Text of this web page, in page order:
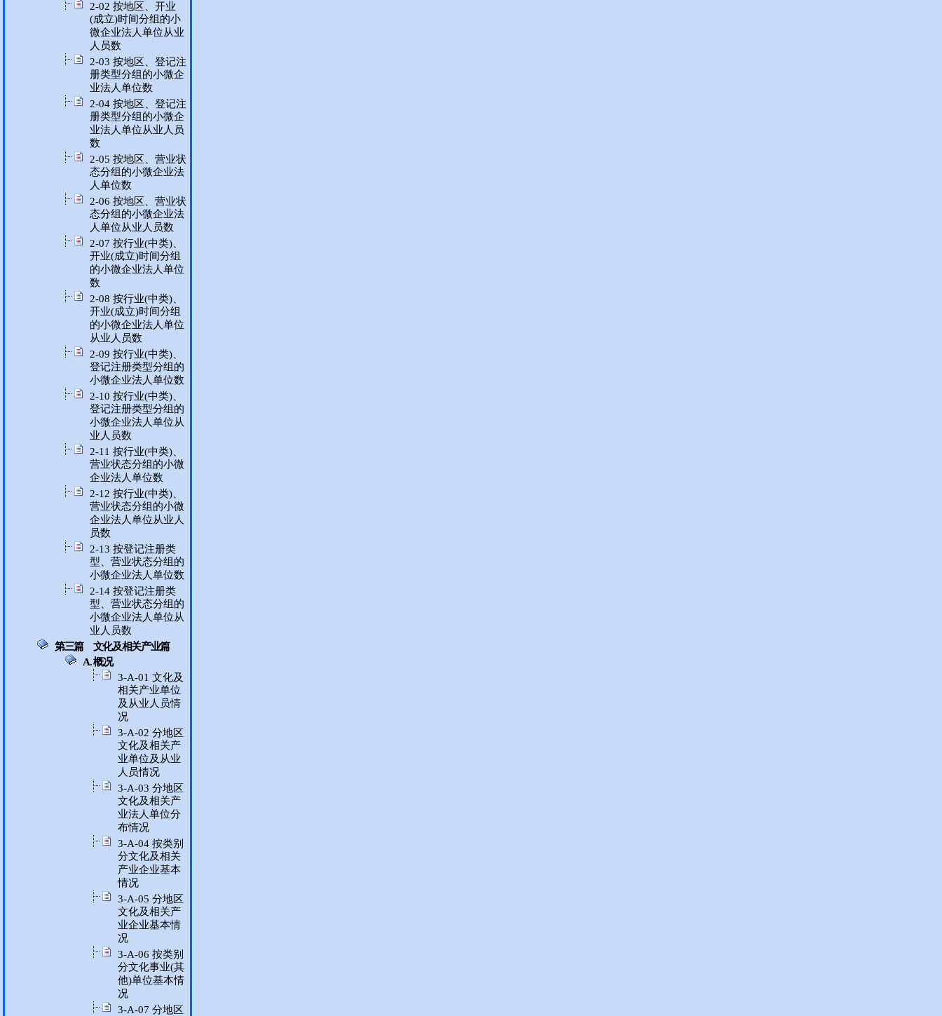
2-02 按地区、开业
(成立)时间分组的小
微企业法人单位从业
人员数
2-03 按地区、登记注
册类型分组的小微企
业法人单位数
2-04 按地区、登记注
册类型分组的小微企
业法人单位从业人员
数
2-05 按地区、营业状
态分组的小微企业法
人单位数
2-06 按地区、营业状
态分组的小微企业法
人单位从业人员数
2-07 按行业(中类)、
开业(成立)时间分组
的小微企业法人单位
数
2-08 按行业(中类)、
开业(成立)时间分组
的小微企业法人单位
从业人员数
2-09 按行业(中类)、
登记注册类型分组的
小微企业法人单位数
2-10 按行业(中类)、
登记注册类型分组的
小微企业法人单位从
业人员数
2-11 按行业(中类)、
营业状态分组的小微
企业法人单位数
2-12 按行业(中类)、
营业状态分组的小微
企业法人单位从业人
员数
2-13 按登记注册类
型、营业状态分组的
小微企业法人单位数
2-14 按登记注册类
型、营业状态分组的
小微企业法人单位从
业人员数
第三篇 文化及相关产业篇
A. 概况
3-A-01 文化及
相关产业单位
及从业人员情
况
3-A-02 分地区
文化及相关产
业单位及从业
人员情况
3-A-03 分地区
文化及相关产
业法人单位分
布情况
3-A-04 按类别
分文化及相关
产业企业基本
情况
3-A-05 分地区
文化及相关产
业企业基本情
况
3-A-06 按类别
分文化事业(其
他)单位基本情
况
3-A-07 分地区